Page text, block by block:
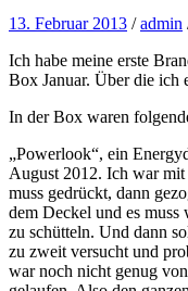
13. Februar 2013 /admin
Ich habe meine erste
Box Januar. Über die ich
In der Box waren
„Powerlook“, ein
August 2012. Ich war
muss gedrückt, dann
dem Deckel und es muss
zu schütteln. Und dann
zu zweit versucht und
war noch nicht genug